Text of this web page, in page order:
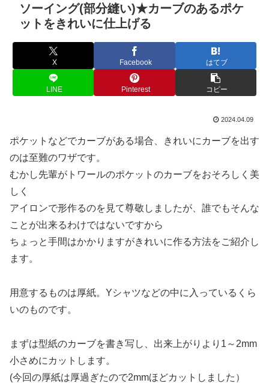
ソーイング(部分縫い)★カーブのあるポケ
ットをきれいに仕上げる
X Facebook はてブ
LINE Pinterest コピー
2024.04.09
ポケットなどでカーブがある場合、きれいにカーブを出す
のは至難のワザです。
むかし先輩がトワールのポケットのカーブをおそろしく美
しく
アイロンで形作るのを見て尊敬しましたが、誰でもそんな
ことが出来るわけではないですから
ちょっと手間はかかりますがきれいに作る方法をご紹介し
ます。
用意するものは厚紙。Yシャツなどの中に入っているくら
いのものです。
まずは型紙のカーブを書き写し、出来上がりより1～2mm
小さめにカットします。
(今回の厚紙は厚過ぎたので2mmほどカットしました）